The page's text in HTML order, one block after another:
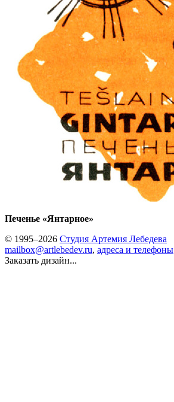
Печенье «Янтарное»
© 1995–2026 Студия Артемия Лебедева
mailbox@artlebedev.ru, адреса и телефоны
Заказать дизайн...